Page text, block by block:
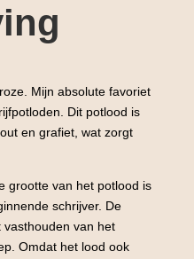
Mijn absolute favoriet
Dit potlood is
en grafiet, wat zorgt
grootte van het potlood is
schrijver. De
van het
Omdat het lood ook